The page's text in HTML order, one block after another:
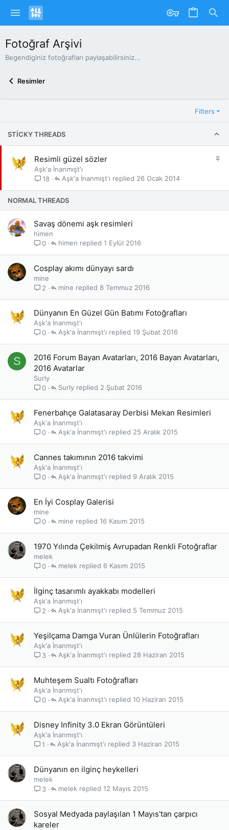
Fotoğraf Arşivi
Begendiginiz fotoğrafları paylaşabilirsiniz...
Resimler
Filters
STICKY THREADS
Resimli güzel sözler
Aşk'a İnanmışt'ı
18
26 Ocak 2014
Aşk'a İnanmışt'ı
NORMAL THREADS
Savaş dönemi aşk resimleri
himen
0
1 Eylül 2016
himen
Cosplay akımı dünyayı sardı
mine
2
8 Temmuz 2016
mine
Dünyanın En Güzel Gün Batımı Fotoğrafları
Aşk'a İnanmışt'ı
0
19 Şubat 2016
Aşk'a İnanmışt'ı
S
2016 Forum Bayan Avatarları, 2016 Bayan Avatarları,
2016 Avatarlar
Surly
0
2 Şubat 2016
Surly
Fenerbahçe Galatasaray Derbisi Mekan Resimleri
Aşk'a İnanmışt'ı
0
25 Aralık 2015
Aşk'a İnanmışt'ı
Cannes takımının 2016 takvimi
Aşk'a İnanmışt'ı
0
9 Aralık 2015
Aşk'a İnanmışt'ı
En İyi Cosplay Galerisi
mine
0
16 Kasım 2015
mine
1970 Yılında Çekilmiş Avrupadan Renkli Fotoğraflar
melek
0
6 Kasım 2015
melek
İlginç tasarımlı ayakkabı modelleri
Aşk'a İnanmışt'ı
2
5 Temmuz 2015
Aşk'a İnanmışt'ı
Yeşilçama Damga Vuran Ünlülerin Fotoğrafları
Aşk'a İnanmışt'ı
3
28 Haziran 2015
Aşk'a İnanmışt'ı
Muhteşem Sualtı Fotoğrafları
Aşk'a İnanmışt'ı
0
10 Haziran 2015
Aşk'a İnanmışt'ı
Disney Infinity 3.0 Ekran Görüntüleri
Aşk'a İnanmışt'ı
1
3 Haziran 2015
Aşk'a İnanmışt'ı
Dünyanın en ilginç heykelleri
melek
3
12 Mayıs 2015
melek
Sosyal Medyada paylaşılan 1 Mayıs'tan çarpıcı
kareler